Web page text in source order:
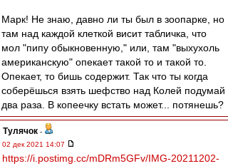
Марк! Не знаю, давно ли ты был в зоопарке, но
там над каждой клеткой висит табличка, что
мол "пипу обыкновенную," или, там "выхухоль
американскую" опекает такой то и такой то.
Опекает, то бишь содержит. Так что ты когда
соберёшься взять шефство над Колей подумай
два раза. В копеечку встать может... потянешь?
Тулячок -
02 дек 2021 14:07
https://i.postimg.cc/mDRm5GFv/IMG-20211202-